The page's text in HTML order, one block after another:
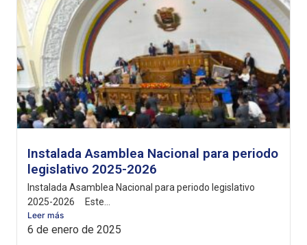
Instalada Asamblea Nacional para periodo
legislativo 2025-2026
Instalada Asamblea Nacional para periodo legislativo
2025-2026 Este...
Leer más
6 de enero de 2025